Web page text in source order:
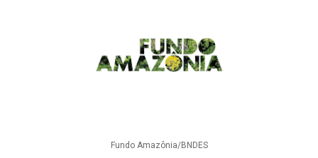
Fundo Amazônia/BNDES